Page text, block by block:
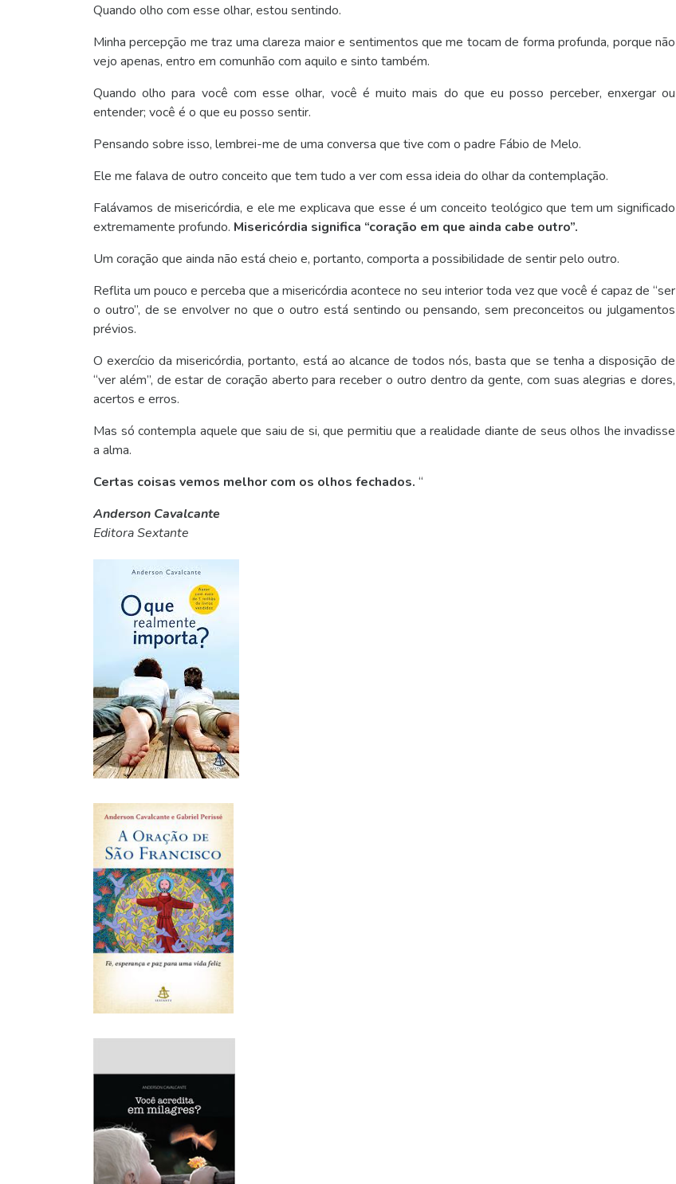
Quando olho com esse olhar, estou sentindo.
Minha percepção me traz uma clareza maior e sentimentos que me tocam de forma profunda, porque não
vejo apenas, entro em comunhão com aquilo e sinto também.
Quando olho para você com esse olhar, você é muito mais do que eu posso perceber, enxergar ou
entender; você é o que eu posso sentir.
Pensando sobre isso, lembrei-me de uma conversa que tive com o padre Fábio de Melo.
Ele me falava de outro conceito que tem tudo a ver com essa ideia do olhar da contemplação.
Falávamos de misericórdia, e ele me explicava que esse é um conceito teológico que tem um significado
extremamente profundo. Misericórdia significa “coração em que ainda cabe outro”.
Um coração que ainda não está cheio e, portanto, comporta a possibilidade de sentir pelo outro.
Reflita um pouco e perceba que a misericórdia acontece no seu interior toda vez que você é capaz de “ser
o outro”, de se envolver no que o outro está sentindo ou pensando, sem preconceitos ou julgamentos
prévios.
O exercício da misericórdia, portanto, está ao alcance de todos nós, basta que se tenha a disposição de
“ver além”, de estar de coração aberto para receber o outro dentro da gente, com suas alegrias e dores,
acertos e erros.
Mas só contempla aquele que saiu de si, que permitiu que a realidade diante de seus olhos lhe invadisse
a alma.
Certas coisas vemos melhor com os olhos fechados. “
Anderson Cavalcante
Editora Sextante